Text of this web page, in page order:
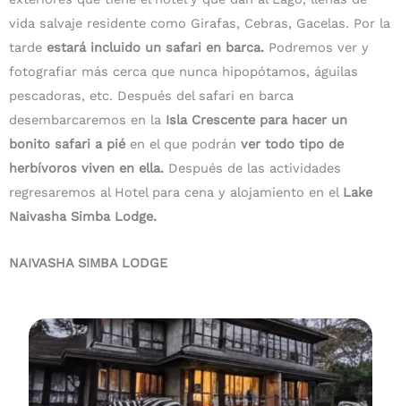
vida salvaje residente como Girafas, Cebras, Gacelas. Por la
tarde estará incluido un safari en barca. Podremos ver y
fotografiar más cerca que nunca hipopótamos, águilas
pescadoras, etc. Después del safari en barca
desembarcaremos en la Isla Crescente para hacer un
bonito safari a pié en el que podrán ver todo tipo de
herbívoros viven en ella. Después de las actividades
regresaremos al Hotel para cena y alojamiento en el Lake
Naivasha Simba Lodge.
NAIVASHA SIMBA LODGE